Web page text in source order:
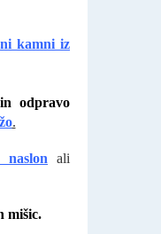
kamni iz
odpravo
.
naslon ali
mišic.